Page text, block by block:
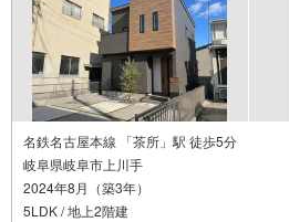
名鉄名古屋本線 「茶所」駅 徒歩5分
岐阜県岐阜市上川手
2024年8月（築3年）
5LDK / 地上2階建